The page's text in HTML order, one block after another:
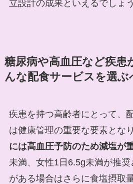
立設計の成果といえるでしょう
糖尿病や高血圧など疾患
んな配食サービスを選ぶ
疾患を持つ高齢者にとって、
は健康管理の重要な要素とな
には高血圧予防のため減塩が
未満、女性1日6.5g未満が推
がある場合はさらに食塩摂取